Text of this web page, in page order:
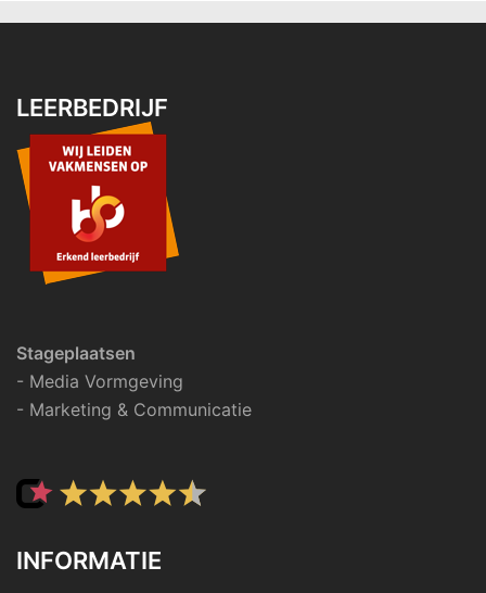
LEERBEDRIJF
Stageplaatsen
- Media Vormgeving
- Marketing & Communicatie
INFORMATIE